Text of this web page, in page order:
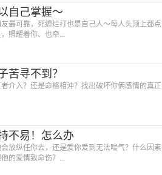
自己掌握～
最可靠，死缠烂打也是自己人～每人头顶上都点
照耀着你、也牵...
苦寻不到？
介入？还是命格相沖？找出破坏你俩感情的真正
不易！怎么办
放纵任你去，还是爱你爱到无法喘气？什么因素
的爱情致命伤？...